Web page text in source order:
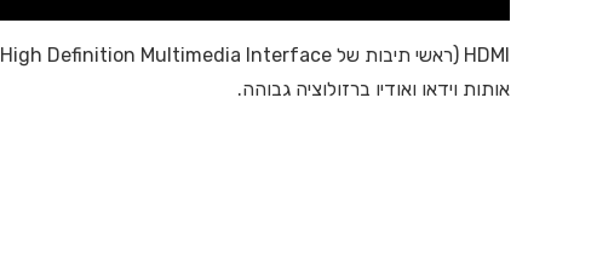
אותות וידאו ואודיו ברזולוציה גבוהה.